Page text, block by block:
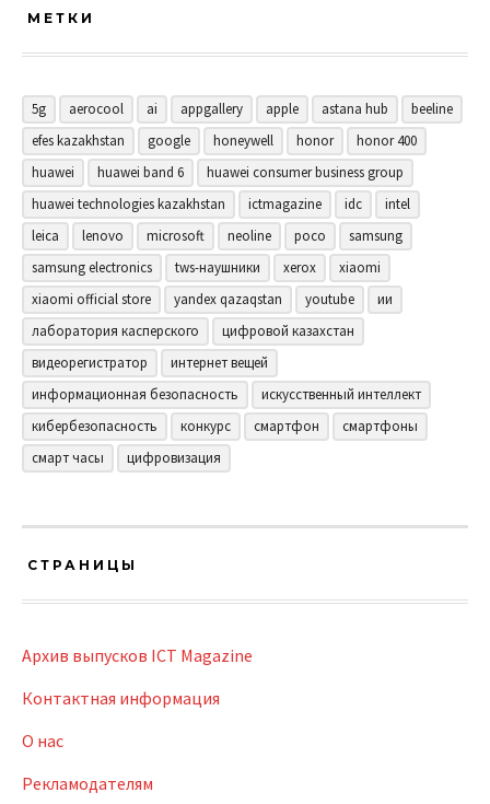
МЕТКИ
5g aerocool ai appgallery apple astana hub
beeline
efes kazakhstan
google honeywell honor
honor 400
huawei
huawei band 6
huawei consumer business group
huawei technologies kazakhstan
ictmagazine idc
intel
leica
lenovo microsoft neoline poco
samsung
samsung electronics
tws-наушники xerox
xiaomi
xiaomi official store
yandex qazaqstan youtube
ии
лаборатория касперского
цифровой казахстан
видеорегистратор
интернет вещей
информационная безопасность
искусственный интеллект
кибербезопасность
конкурс смартфон
смартфоны
смарт часы
цифровизация
СТРАНИЦЫ
Архив выпусков ICT Magazine
Контактная информация
О нас
Рекламодателям